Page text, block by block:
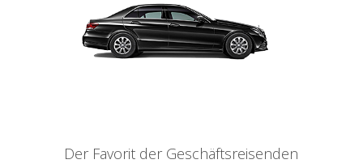
Der Favorit der Geschäftsreisenden